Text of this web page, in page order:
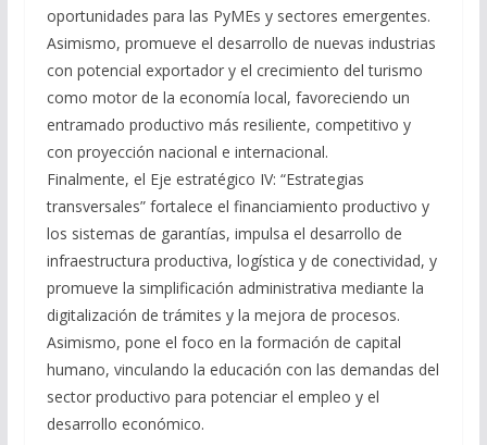
oportunidades para las PyMEs y sectores emergentes.
Asimismo, promueve el desarrollo de nuevas industrias
con potencial exportador y el crecimiento del turismo
como motor de la economía local, favoreciendo un
entramado productivo más resiliente, competitivo y
con proyección nacional e internacional.
Finalmente, el Eje estratégico IV: “Estrategias
transversales” fortalece el financiamiento productivo y
los sistemas de garantías, impulsa el desarrollo de
infraestructura productiva, logística y de conectividad, y
promueve la simplificación administrativa mediante la
digitalización de trámites y la mejora de procesos.
Asimismo, pone el foco en la formación de capital
humano, vinculando la educación con las demandas del
sector productivo para potenciar el empleo y el
desarrollo económico.